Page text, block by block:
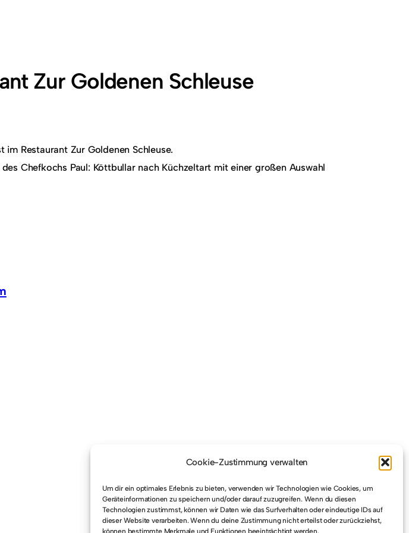
Cookie-Zustimmung verwalten
Um dir ein optimales Erlebnis zu bieten, verwenden wir Technologien wie Cookies, um
Geräteinformationen zu speichern und/oder darauf zuzugreifen. Wenn du diesen
Technologien zustimmst, können wir Daten wie das Surfverhalten oder eindeutige IDs auf
dieser Website verarbeiten. Wenn du deine Zustimmung nicht erteilst oder zurückziehst,
können bestimmte Merkmale und Funktionen beeinträchtigt werden.
Zur Goldenen Schleuse
im Restaurant Zur Goldenen Schleuse.
Chefkochs Paul: Köttbullar nach Küchzeltart mit einer großen Auswahl